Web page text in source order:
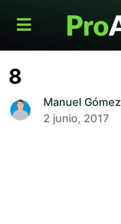
8
Manuel Gómez
2 junio, 2017